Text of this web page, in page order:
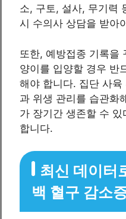
소, 구토, 설사, 무기력
시 수의사 상담을 받아
또한, 예방접종 기록을
양이를 입양할 경우 반
해야 합니다. 집단 사
과 위생 관리를 습관화
가 장기간 생존할 수
합니다.
최신 데이터
백 혈구 감소